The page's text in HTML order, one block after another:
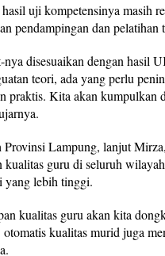
uji kompetensinya masih
pendampingan dan pelatihan
nya disesuaikan dengan hasil
teori, ada yang perlu
praktis. Kita akan kumpulkan
Provinsi Lampung, lanjut
kualitas guru di seluruh
yang lebih tinggi.
kualitas guru akan kita
kualitas murid juga